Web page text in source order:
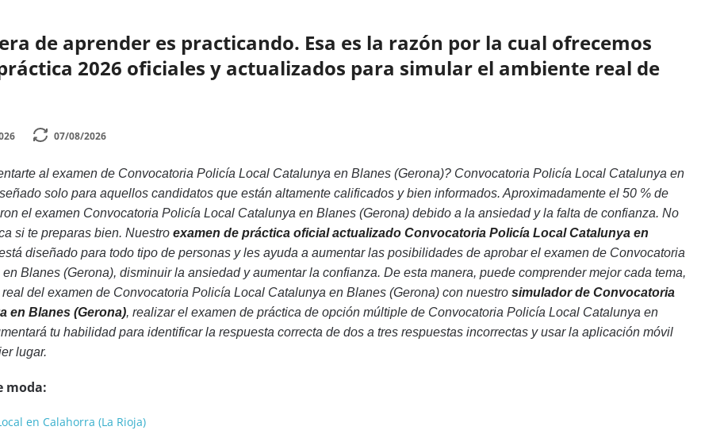
de aprender es practicando. Esa es la razón por la cual ofrecemos
2026 oficiales y actualizados para simular el ambiente real de
07/08/2026
al examen de Convocatoria Policía Local Catalunya en Blanes (Gerona)? Convocatoria Policía Local Catalunya en
solo para aquellos candidatos que están altamente calificados y bien informados. Aproximadamente el 50 % de
el examen Convocatoria Policía Local Catalunya en Blanes (Gerona) debido a la ansiedad y la falta de confianza. No
si te preparas bien. Nuestro examen de práctica oficial actualizado Convocatoria Policía Local Catalunya en
diseñado para todo tipo de personas y les ayuda a aumentar las posibilidades de aprobar el examen de Convocatoria
Blanes (Gerona), disminuir la ansiedad y aumentar la confianza. De esta manera, puede comprender mejor cada tema,
del examen de Convocatoria Policía Local Catalunya en Blanes (Gerona) con nuestro simulador de Convocatoria
en Blanes (Gerona), realizar el examen de práctica de opción múltiple de Convocatoria Policía Local Catalunya en
tu habilidad para identificar la respuesta correcta de dos a tres respuestas incorrectas y usar la aplicación móvil
lugar.
moda:
en Calahorra (La Rioja)